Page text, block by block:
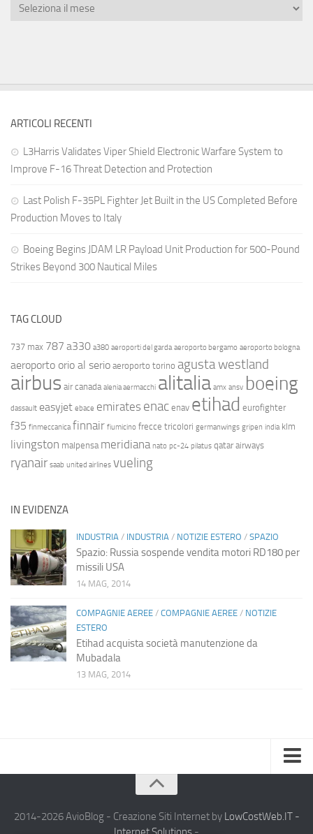
ARTICOLI RECENTI
L3Harris Validates Viper Shield Electronic Warfare System to
Improve F-16 Threat Detection and Protection
Last Polish F-35PL Fighter Jet Built in the US Completed Before
Production Moves to Italy
Boeing Begins JDAM LR Payload Unit Production for 500-Pound
Strikes Beyond 300 Nautical Miles
TAG CLOUD
737 max 787 a330 a380 aeroporti del garda aeroporto bergamo aeroporto bologna
aeroporto orio al serio aeroporto torino agusta westland
airbus air canada alenia aermacchi alitalia amx ansv boeing
dassault easyjet ebace emirates enac enav etihad eurofighter
f35 finmeccanica finnair fiumicino frecce tricolori germanwings gripen india klm
livingston malpensa meridiana nato pc-24 pilatus qatar airways
ryanair saab united airlines vueling
IN EVIDENZA
INDUSTRIA / INDUSTRIA / NOTIZIE ESTERO / SPAZIO
Spazio: Russia sospende vendita motori RD180 per
missili USA
14 MAG, 2014
COMPAGNIE AEREE / COMPAGNIE AEREE / NOTIZIE
ESTERO
Etihad acquista società manutenzione da
Mubadala
13 MAG, 2014
Chi Siamo
2014-2026 AvioBlog - Creazione Siti Internet by LowCostWeb.IT -